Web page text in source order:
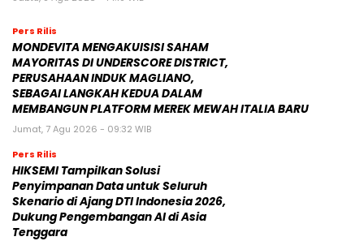
Pers Rilis
MONDEVITA MENGAKUISISI SAHAM
MAYORITAS DI UNDERSCORE DISTRICT,
PERUSAHAAN INDUK MAGLIANO,
SEBAGAI LANGKAH KEDUA DALAM
MEMBANGUN PLATFORM MEREK MEWAH ITALIA BARU
Jumat, 7 Agu 2026 - 09:32 WIB
Pers Rilis
HIKSEMI Tampilkan Solusi
Penyimpanan Data untuk Seluruh
Skenario di Ajang DTI Indonesia 2026,
Dukung Pengembangan AI di Asia
Tenggara